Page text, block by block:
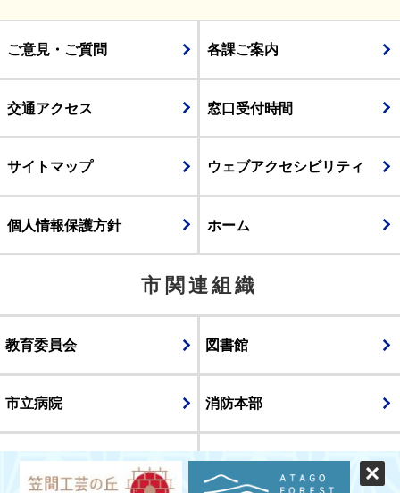
ご意見・ご質問 各課ご案内
交通アクセス 窓口受付時間
サイトマップ ウェブアクセシビリティ
個人情報保護方針 ホーム
市関連組織
教育委員会 図書館
市立病院 消防本部
議会